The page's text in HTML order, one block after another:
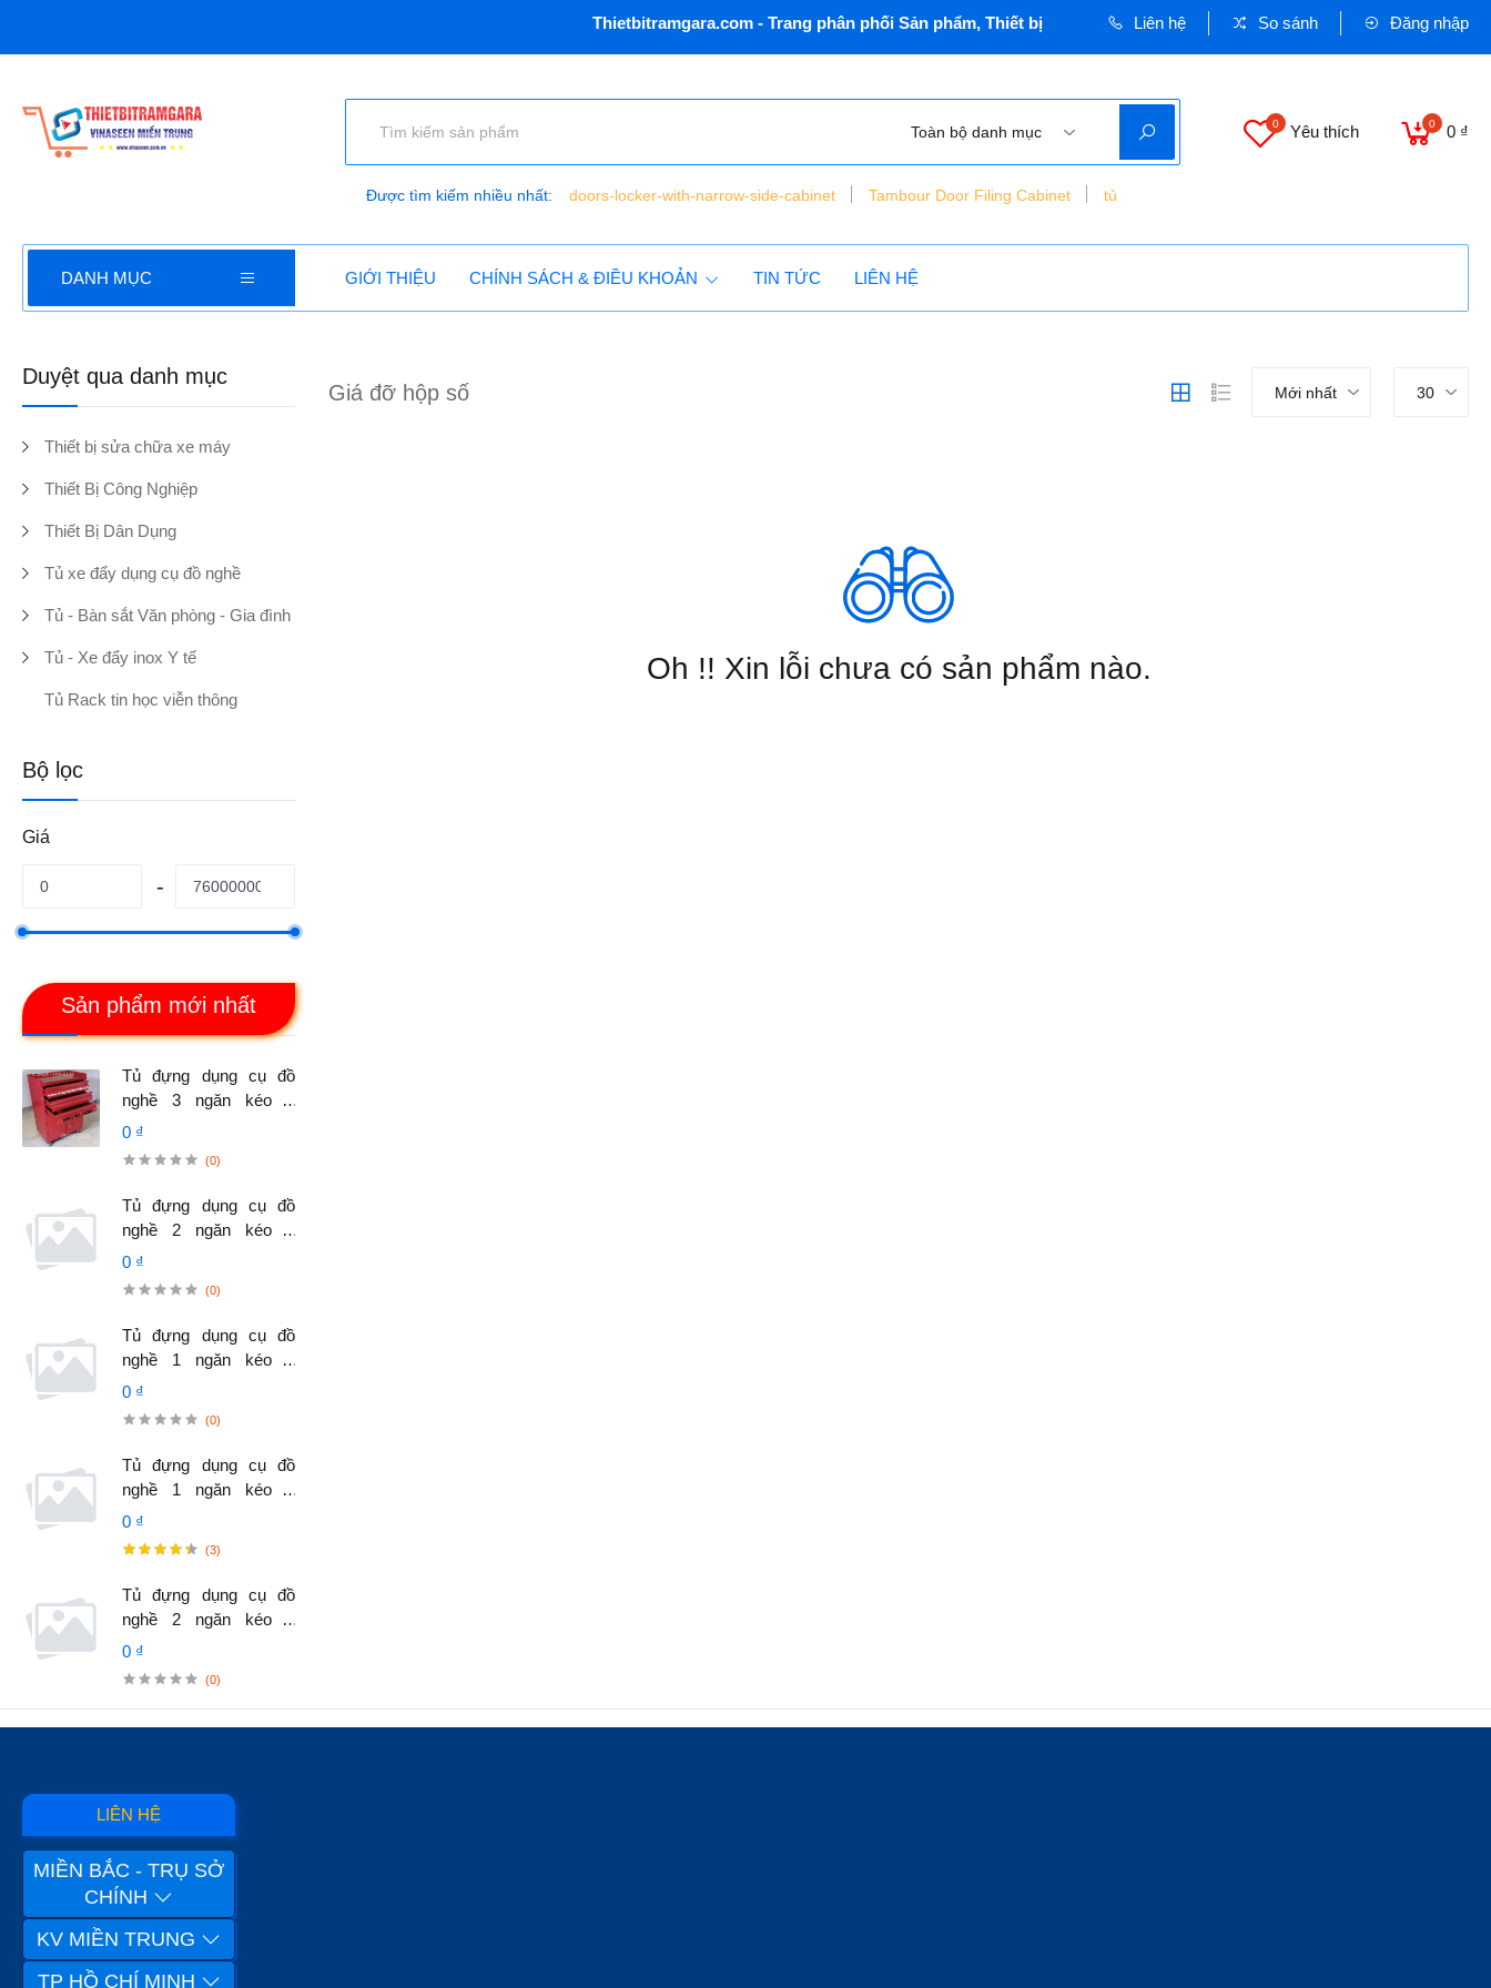
Thietbitramgara.com - Trang phân phối Sản phẩm, Thiết bị Dân dụng và Công nghiệp - Cơ quan chủ quản: VINASEEN
Liên hệ So sánh Đăng nhập
Toàn bộ danh mục
Được tìm kiếm nhiều nhất: doors-locker-with-narrow-side-cabinet Tambour Door Filing Cabinet
tủ
0 Yêu thích 0 0 ₫
DANH MỤC GIỚI THIỆU CHÍNH SÁCH & ĐIỀU KHOẢN TIN TỨC LIÊN HỆ
Duyệt qua danh mục
Thiết bị sửa chữa xe máy
Thiết Bị Công Nghiệp
Thiết Bị Dân Dụng
Tủ xe đẩy dụng cụ đồ nghề
Tủ - Bàn sắt Văn phòng - Gia đình
Tủ - Xe đẩy inox Y tế
Tủ Rack tin học viễn thông
Bộ lọc
Giá
Sản phẩm mới nhất
Tủ đựng dụng cụ đồ
nghề 3 ngăn kéo 2
cánh, có bánh xe di
0 ₫
(0)
Tủ đựng dụng cụ đồ
nghề 2 ngăn kéo 2
cánh, có bánh xe di
0 ₫
(0)
Tủ đựng dụng cụ đồ
nghề 1 ngăn kéo 2
cánh, có bánh xe di
0 ₫
(0)
Tủ đựng dụng cụ đồ
nghề 1 ngăn kéo 2
cánh, có vách treo
dụng cụ.
0 ₫
(3)
Tủ đựng dụng cụ đồ
nghề 2 ngăn kéo 2
cánh, có vách treo
0 ₫
(0)
Giá đỡ hộp số Mới nhất 30
Oh !! Xin lỗi chưa có sản phẩm nào.
LIÊN HỆ
MIỀN BẮC - TRỤ SỞ
CHÍNH
KV MIỀN TRUNG
TP HỒ CHÍ MINH